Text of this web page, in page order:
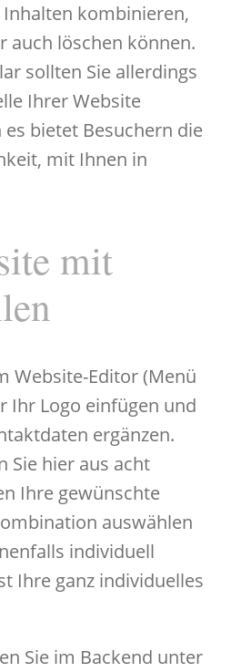
kombinieren,
auch löschen können.
sollten Sie allerdings
Ihrer Website
bietet Besuchern die
mit Ihnen in
mit
Website-Editor (Menü
Ihr Logo einfügen und
ergänzen.
Sie hier aus acht
Ihre gewünschte
auswählen
individuell
Ihre ganz individuelles
Sie im Backend unter